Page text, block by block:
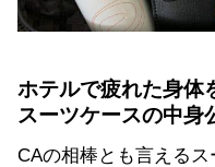
ホテルで疲れた身体
スーツケースの中身
CAの相棒とも言える